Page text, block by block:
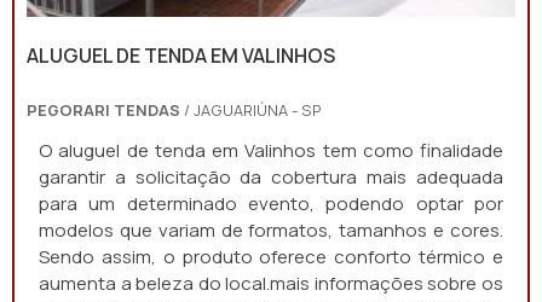
ALUGUEL DE TENDA EM VALINHOS
PEGORARI TENDAS / JAGUARIÚNA - SP
O aluguel de tenda em Valinhos tem como finalidade
garantir a solicitação da cobertura mais adequada
para um determinado evento, podendo optar por
modelos que variam de formatos, tamanhos e cores.
Sendo assim, o produto oferece conforto térmico e
aumenta a beleza do local.mais informações sobre os